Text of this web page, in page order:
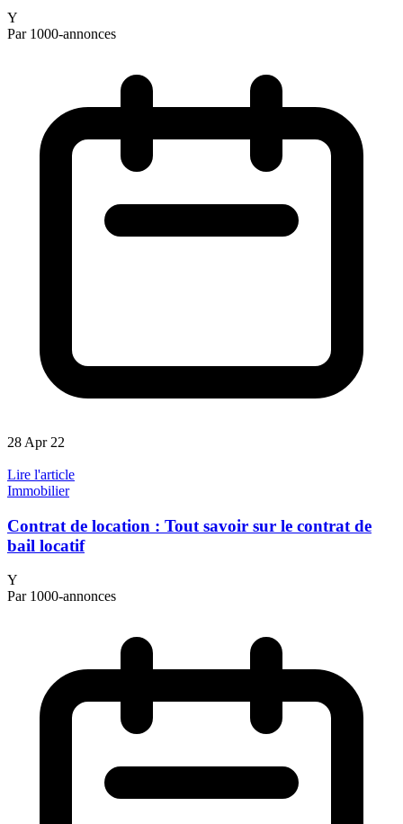
Y
Par 1000-annonces
28 Apr 22
Lire l'article
Immobilier
Contrat de location : Tout savoir sur le contrat de
bail locatif
Y
Par 1000-annonces